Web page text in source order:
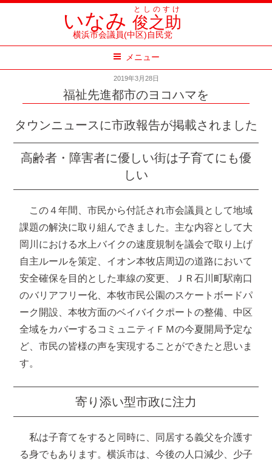
いなみ俊之助
としのすけ
横浜市会議員(中区)自民党
メニュー
2019年3月28日
福祉先進都市のヨコハマを
タウンニュースに市政報告が掲載されました
高齢者・障害者に優しい街は子育てにも優
しい
この４年間、市民から付託され市会議員として地域
課題の解決に取り組んできました。主な内容として大
岡川における水上バイクの速度規制を議会で取り上げ
自主ルールを策定、イオン本牧店周辺の道路において
安全確保を目的とした車線の変更、ＪＲ石川町駅南口
のバリアフリー化、本牧市民公園のスケートボードパ
ーク開設、本牧方面のベイバイクポートの整備、中区
全域をカバーするコミュニティＦＭの今夏開局予定な
ど、市民の皆様の声を実現することができたと思いま
す。
寄り添い型市政に注力
私は子育てをすると同時に、同居する義父を介護す
る身でもあります。横浜市は、今後の人口減少、少子